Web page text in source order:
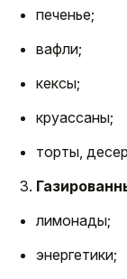
печенье;
вафли;
кексы;
круассаны;
торты,
лимонады;
энергетики;